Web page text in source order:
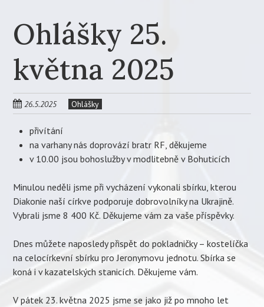
Ohlášky 25.
května 2025
26.5.2025 Ohlášky
přivítání
na varhany nás doprovází bratr RF, děkujeme
v 10.00 jsou bohoslužby v modlitebně v Bohuticích
Minulou neděli jsme při vycházení vykonali sbírku, kterou
Diakonie naší církve podporuje dobrovolníky na Ukrajině.
Vybrali jsme 8 400 Kč. Děkujeme vám za vaše příspěvky.
Dnes můžete naposledy přispět do pokladničky – kostelíčka
na celocírkevní sbírku pro Jeronymovu jednotu. Sbírka se
koná i v kazatelských stanicích. Děkujeme vám.
V pátek 23. května 2025 jsme se jako již po mnoho let